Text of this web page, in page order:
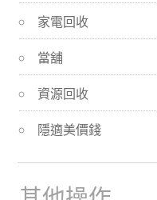
家電回收
當舖
資源回收
隱適美價錢